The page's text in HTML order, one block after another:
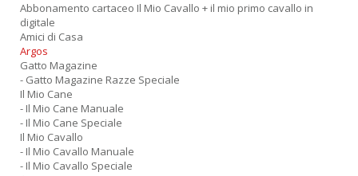
Abbonamento cartaceo Il Mio Cavallo + il mio primo cavallo in
digitale
Amici di Casa
Argos
Gatto Magazine
- Gatto Magazine Razze Speciale
Il Mio Cane
- Il Mio Cane Manuale
- Il Mio Cane Speciale
Il Mio Cavallo
- Il Mio Cavallo Manuale
- Il Mio Cavallo Speciale